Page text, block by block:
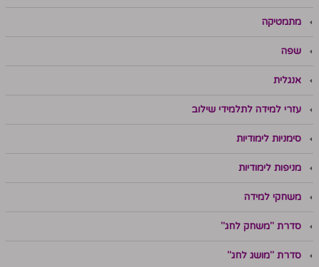
מתמטיקה
שפה
אנגלית
עזרי למידה לתלמידי שילוב
סימניות לימודיות
מניפות לימודיות
משחקי למידה
סדרת "משחק לחג"
סדרת "מושג לחג"